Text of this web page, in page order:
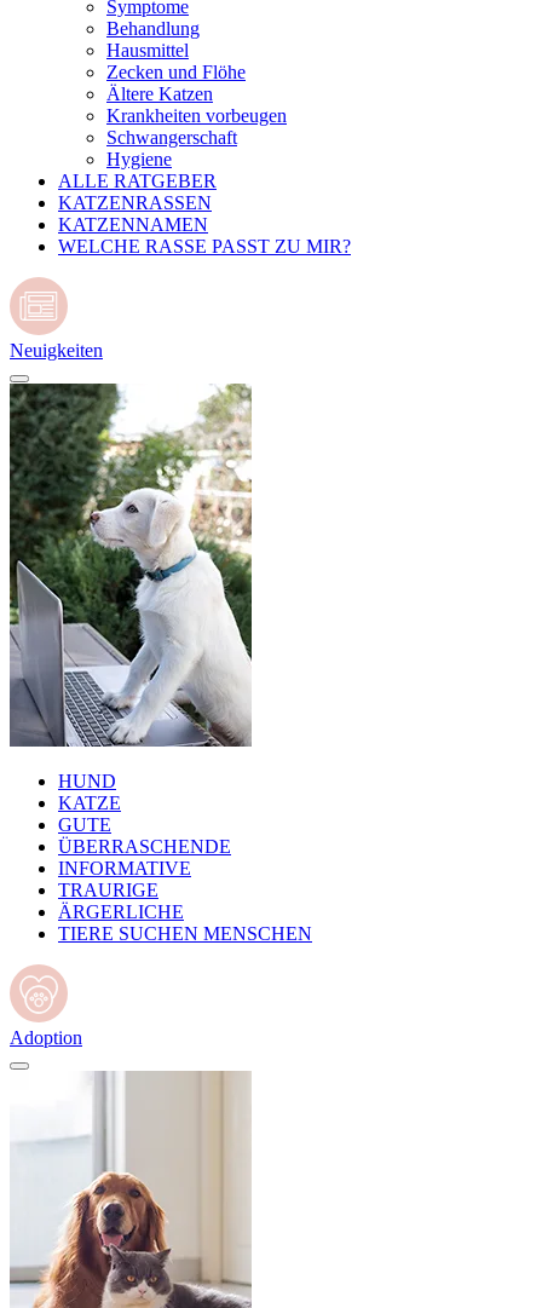
Symptome
Behandlung
Hausmittel
Zecken und Flöhe
Ältere Katzen
Krankheiten vorbeugen
Schwangerschaft
Hygiene
ALLE RATGEBER
KATZENRASSEN
KATZENNAMEN
WELCHE RASSE PASST ZU MIR?
Neuigkeiten
HUND
KATZE
GUTE
ÜBERRASCHENDE
INFORMATIVE
TRAURIGE
ÄRGERLICHE
TIERE SUCHEN MENSCHEN
Adoption